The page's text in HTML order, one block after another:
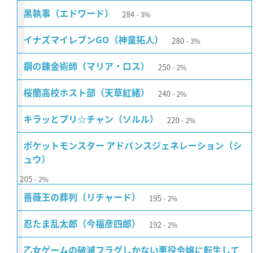
黒執事（エドワード） 284 3%
イナズマイレブンGO（神童拓人） 280 3%
鋼の錬金術師（マリア・ロス） 250 2%
桜蘭高校ホスト部（天草紅緒） 240 2%
キラッとプリ☆チャン（ソルル） 220 2%
ポケットモンスター アドバンスジェネレーション（シ
ュウ）
205 2%
薔薇王の葬列（リチャード） 195 2%
忍たま乱太郎（今福彦四郎） 192 2%
乙女ゲームの破滅フラグしかない悪役令嬢に転生して